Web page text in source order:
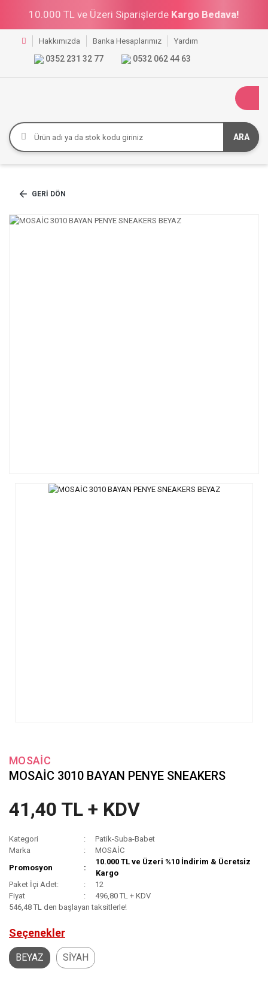
10.000 TL ve Üzeri Siparişlerde Kargo Bedava!
Hakkımızda Banka Hesaplarımız Yardım
0352 231 32 77 0532 062 44 63
ARA
GERI DÖN
MOSAİC
MOSAİC 3010 BAYAN PENYE SNEAKERS
41,40 TL + KDV
Kategori
Patik-Suba-Babet
Marka
MOSAİC
Promosyon
10.000 TL ve Üzeri %10 İndirim & Ücretsiz
Kargo
Paket İçi Adet:
12
Fiyat
496,80 TL + KDV
546,48 TL den başlayan taksitlerle!
Seçenekler
BEYAZ SİYAH